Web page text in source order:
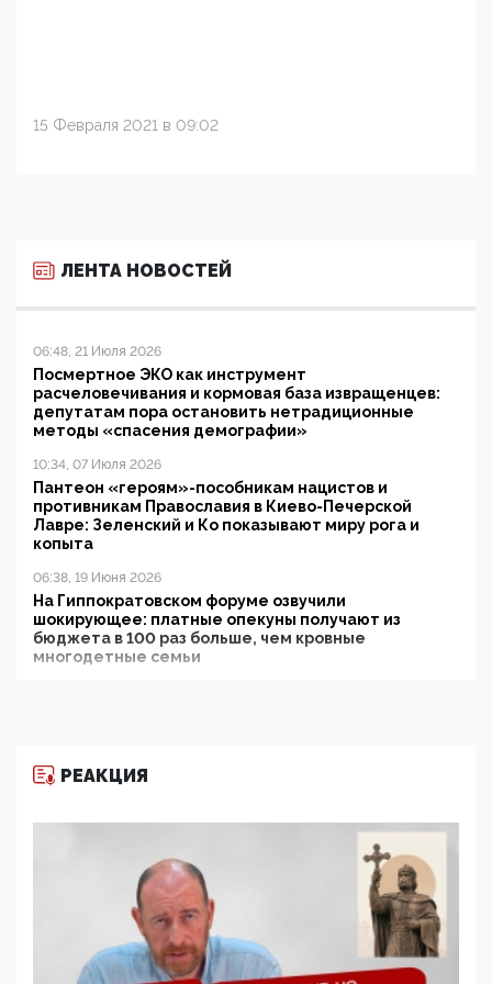
15 Февраля 2021 в 09:02
ЛЕНТА НОВОСТЕЙ
06:48, 21 Июля 2026
Посмертное ЭКО как инструмент
расчеловечивания и кормовая база извращенцев:
депутатам пора остановить нетрадиционные
методы «спасения демографии»
10:34, 07 Июля 2026
Пантеон «героям»-пособникам нацистов и
противникам Православия в Киево-Печерской
Лавре: Зеленский и Ко показывают миру рога и
копыта
06:38, 19 Июня 2026
На Гиппократовском форуме озвучили
шокирующее: платные опекуны получают из
бюджета в 100 раз больше, чем кровные
многодетные семьи
11:53, 09 Июня 2026
деятельность ИИТО ЮНЕСКО в России, но
цифроглобалисты продолжают определять
повестку в образовании
09:43, 01 Июня 2026
5G за счет здоровья граждан: Минцифры намерено
отобрать у регионов и муниципалитетов право
защищать жилые дома и социальные объекты от
РЕАКЦИЯ